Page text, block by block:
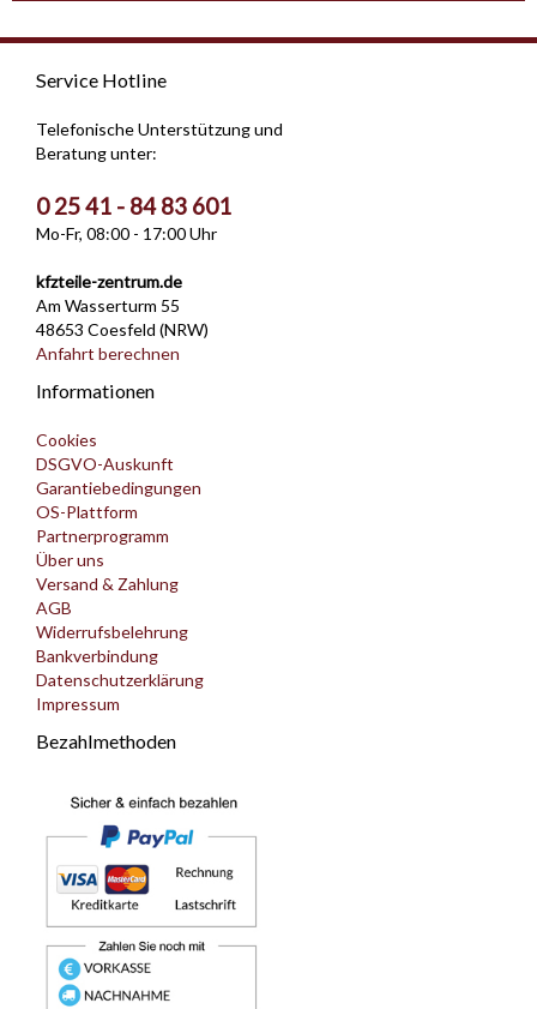
Service Hotline
Telefonische Unterstützung und
Beratung unter:
0 25 41 - 84 83 601
Mo-Fr, 08:00 - 17:00 Uhr
kfzteile-zentrum.de
Am Wasserturm 55
48653 Coesfeld (NRW)
Anfahrt berechnen
Informationen
Cookies
DSGVO-Auskunft
Garantiebedingungen
OS-Plattform
Partnerprogramm
Über uns
Versand & Zahlung
AGB
Widerrufsbelehrung
Bankverbindung
Datenschutzerklärung
Impressum
Bezahlmethoden